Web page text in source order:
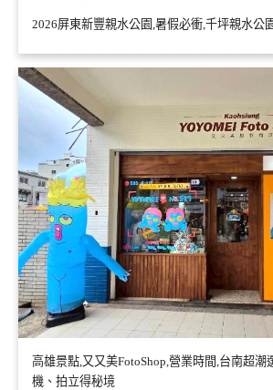
2026屏東新豐親水公園,暑假必衝,千坪親水公
高雄景點,又又美FotoShop,營業時間,台南超潮
機、拍立得秘境